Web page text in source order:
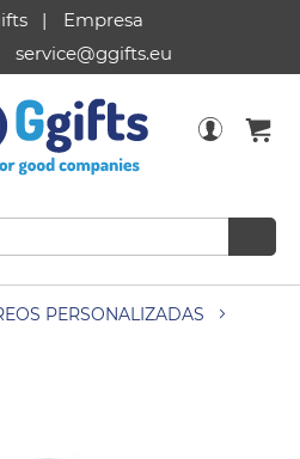
Empresa
service@ggifts.eu
PERSONALIZADAS